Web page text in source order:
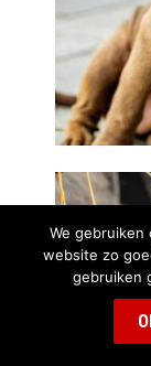
We gebruiken
website zo
gebruiken